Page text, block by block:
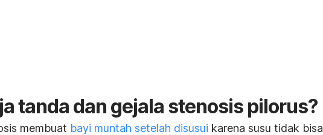
tanda dan gejala stenosis pilorus?
membuat bayi muntah setelah disusui karena susu tidak bisa